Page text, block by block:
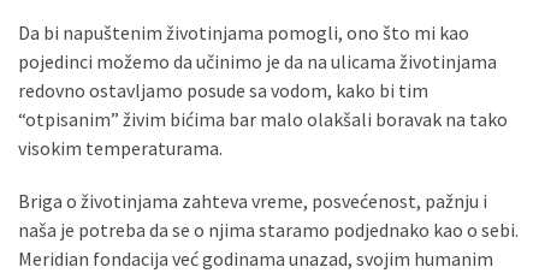
Da bi napuštenim životinjama pomogli, ono što mi kao
pojedinci možemo da učinimo je da na ulicama životinjama
redovno ostavljamo posude sa vodom, kako bi tim
“otpisanim” živim bićima bar malo olakšali boravak na tako
visokim temperaturama.
Briga o životinjama zahteva vreme, posvećenost, pažnju i
naša je potreba da se o njima staramo podjednako kao o sebi.
Meridian fondacija već godinama unazad, svojim humanim